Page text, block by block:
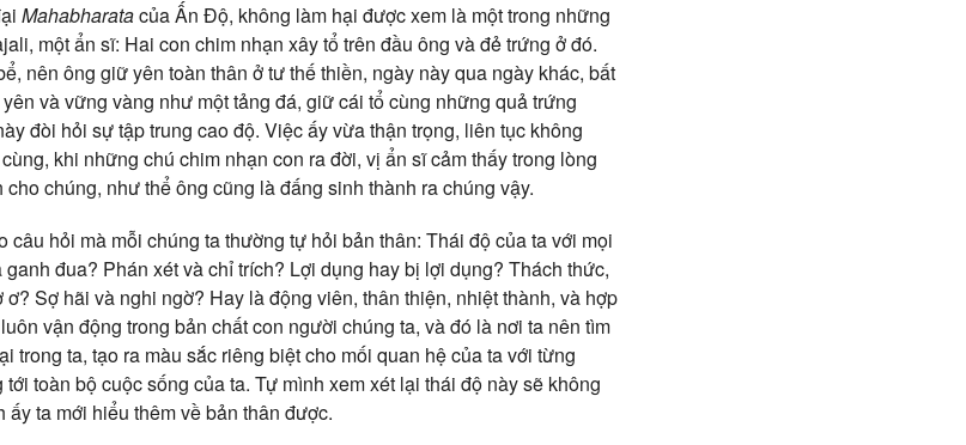
Mahabharatacủa Ấn Độ, không làm hại được xem là một trong những
một ẩn sĩ: Hai con chim nhạn xây tổ trên đầu ông và đẻ trứng ở đó.
nên ông giữ yên toàn thân ở tư thế thiền, ngày này qua ngày khác, bất
và vững vàng như một tảng đá, giữ cái tổ cùng những quả trứng
đòi hỏi sự tập trung cao độ. Việc ấy vừa thận trọng, liên tục không
khi những chú chim nhạn con ra đời, vị ẩn sĩ cảm thấy trong lòng
chúng, như thể ông cũng là đấng sinh thành ra chúng vậy.
câu hỏi mà mỗi chúng ta thường tự hỏi bản thân: Thái độ của ta với mọi
đua? Phán xét và chỉ trích? Lợi dụng hay bị lợi dụng? Thách thức,
Sợ hãi và nghi ngờ? Hay là động viên, thân thiện, nhiệt thành, và hợp
vận động trong bản chất con người chúng ta, và đó là nơi ta nên tìm
trong ta, tạo ra màu sắc riêng biệt cho mối quan hệ của ta với từng
toàn bộ cuộc sống của ta. Tự mình xem xét lại thái độ này sẽ không
ta mới hiểu thêm về bản thân được.